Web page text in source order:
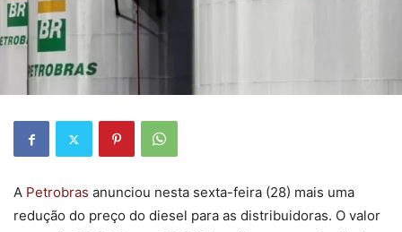
A Petrobras anunciou nesta sexta-feira (28) mais uma
redução do preço do diesel para as distribuidoras. O valor